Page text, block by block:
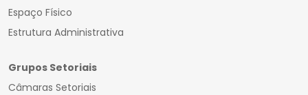
Espaço Físico
Estrutura Administrativa
Grupos Setoriais
Câmaras Setoriais